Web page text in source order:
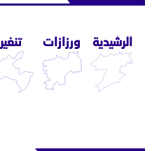
الرشيدية ورزازات تنغير